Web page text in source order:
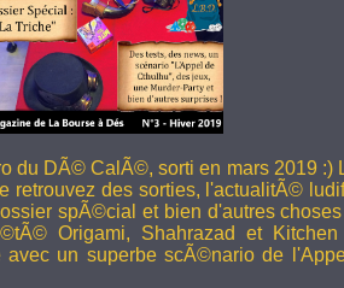
du DÃ© CalÃ©, sorti en mars 2019 :)
retrouvez des sorties, l'actualitÃ©
spÃ©cial et bien d'autres
Origami, Shahrazad et
un superbe scÃ©nario de